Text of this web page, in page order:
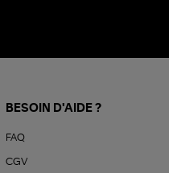
BESOIN D'AIDE ?
FAQ
CGV